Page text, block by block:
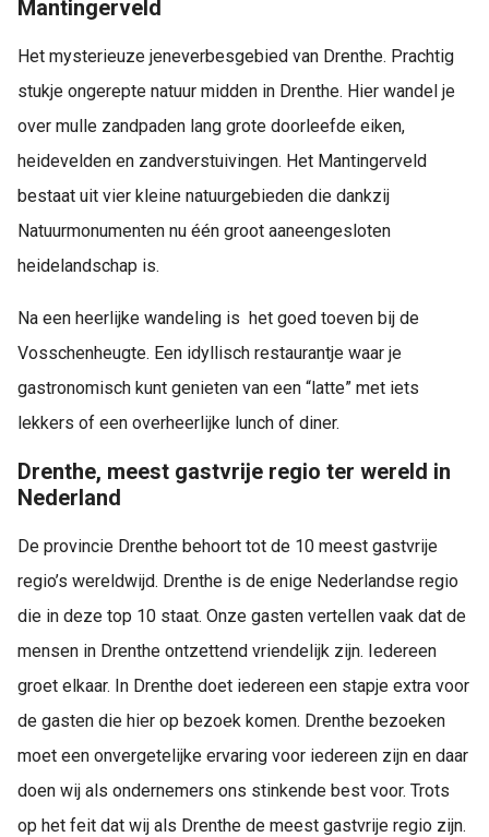
Mantingerveld
Het mysterieuze jeneverbesgebied van Drenthe. Prachtig
stukje ongerepte natuur midden in Drenthe. Hier wandel je
over mulle zandpaden lang grote doorleefde eiken,
heidevelden en zandverstuivingen. Het Mantingerveld
bestaat uit vier kleine natuurgebieden die dankzij
Natuurmonumenten nu één groot aaneengesloten
heidelandschap is.
Na een heerlijke wandeling is het goed toeven bij de
Vosschenheugte. Een idyllisch restaurantje waar je
gastronomisch kunt genieten van een “latte” met iets
lekkers of een overheerlijke lunch of diner.
Drenthe, meest gastvrije regio ter wereld in
Nederland
De provincie Drenthe behoort tot de 10 meest gastvrije
regio’s wereldwijd. Drenthe is de enige Nederlandse regio
die in deze top 10 staat. Onze gasten vertellen vaak dat de
mensen in Drenthe ontzettend vriendelijk zijn. Iedereen
groet elkaar. In Drenthe doet iedereen een stapje extra voor
de gasten die hier op bezoek komen. Drenthe bezoeken
moet een onvergetelijke ervaring voor iedereen zijn en daar
doen wij als ondernemers ons stinkende best voor. Trots
op het feit dat wij als Drenthe de meest gastvrije regio zijn.